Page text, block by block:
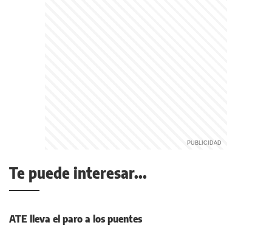
Te puede interesar...
ATE lleva el paro a los puentes